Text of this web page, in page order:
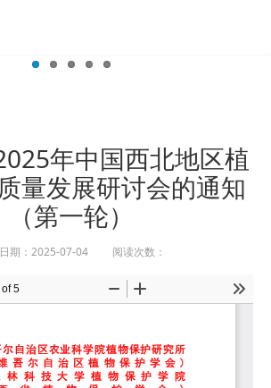
年中国西北地区植
量发展研讨会的通知
（第一轮）
期：2025-07-04 阅读次数：